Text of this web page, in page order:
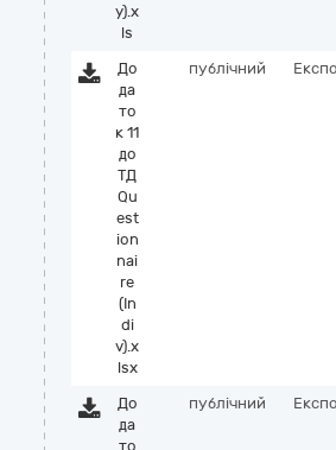
y).x
ls
До
да
то
к 11
до
ТД
Qu
est
ion
nai
re
(In
di
v).x
lsx
публічний
До
да
то
публічний